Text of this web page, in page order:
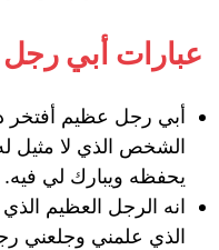
عبارات أبي
أبي رجل عظيم أفتخر
الشخص الذي لا مثيل
يحفظه ويبارك لي فيه.
انه الرجل العظيم الذي
الذي علمني وجلعني